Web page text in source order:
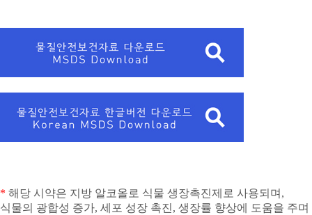
* 해당 시약은 지방 알코올로 식물 생장촉진제로 사용되며 ,
식물의 광합성 증가, 세포 성장 촉진 , 생장률 향상에 도움을 주며